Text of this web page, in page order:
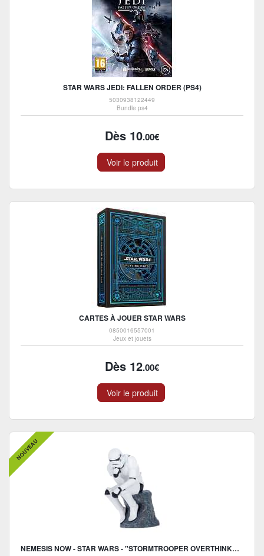
STAR WARS JEDI: FALLEN ORDER (PS4)
5030938122449
Bundle ps4
Dès 10.00€
Voir le produit
CARTES À JOUER STAR WARS
0850016557001
Jeux et jouets
Dès 12.00€
Voir le produit
NEMESIS NOW - STAR WARS - "STORMTROOPER OVERTHINKER" STATUE 12CM
NOUVEAU